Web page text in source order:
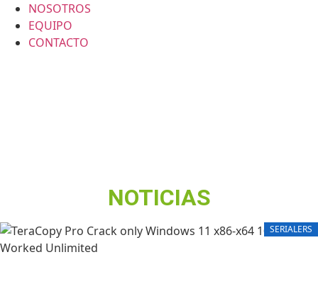
NOSOTROS
EQUIPO
CONTACTO
NOTICIAS
SERIALERS